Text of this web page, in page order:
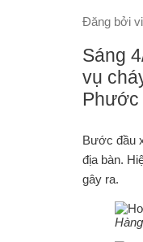
Đăng bởi
Sáng
vụ
Bước đầu
địa bàn.
gây ra.